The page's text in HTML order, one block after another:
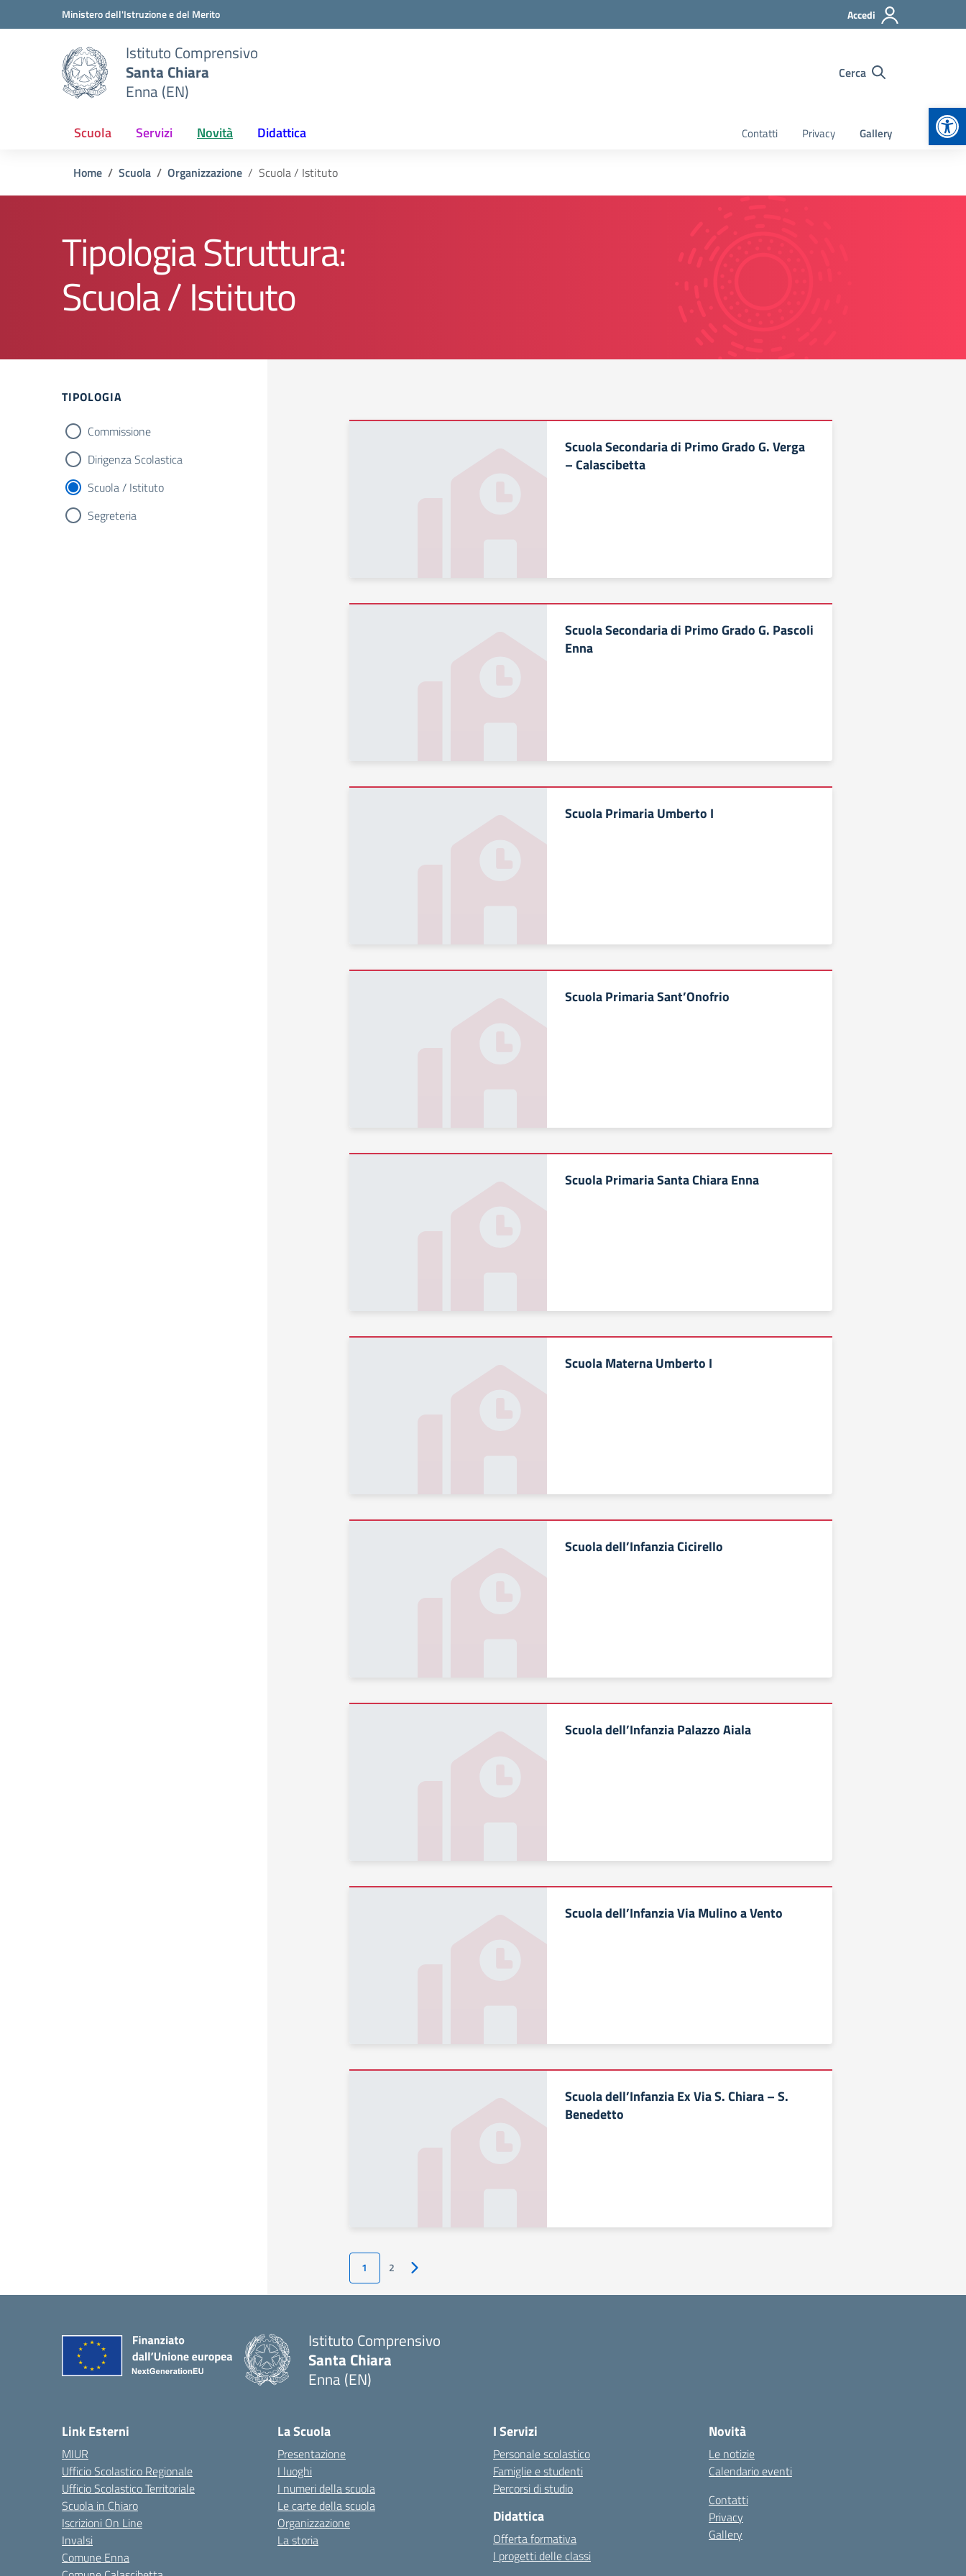
Vai ai contenuti
Vai al menu di navigazioneMinistero dell'Istruzione e del Merito Accedi
Istituto Comprensivo
Santa Chiara
Enna (EN)
Cerca
Scuola Servizi Novità Didattica Contatti Privacy Gallery
Home Scuola Organizzazione Scuola / Istituto
Tipologia Struttura:
Scuola / Istituto
TIPOLOGIA
Commissione
Dirigenza Scolastica
Scuola / Istituto
Segreteria
Scuola Secondaria di Primo Grado G. Verga
– Calascibetta
Scuola Secondaria di Primo Grado G. Pascoli
Enna
Scuola Primaria Umberto I
Scuola Primaria Sant’Onofrio
Scuola Primaria Santa Chiara Enna
Scuola Materna Umberto I
Scuola dell’Infanzia Cicirello
Scuola dell’Infanzia Palazzo Aiala
Scuola dell’Infanzia Via Mulino a Vento
Scuola dell’Infanzia Ex Via S. Chiara – S.
Benedetto
1 2 Pagina successiva
Istituto Comprensivo
Santa Chiara
Enna (EN)
Link Esterni
MIUR
Ufficio Scolastico Regionale
Ufficio Scolastico Territoriale
Scuola in Chiaro
Iscrizioni On Line
Invalsi
Comune Enna
La Scuola
Presentazione
I luoghi
I numeri della scuola
Le carte della scuola
Organizzazione
La storia
I Servizi
Personale scolastico
Famiglie e studenti
Percorsi di studio
Didattica
Offerta formativa
I progetti delle classi
Novità
Le notizie
Calendario eventi
Contatti
Privacy
Gallery